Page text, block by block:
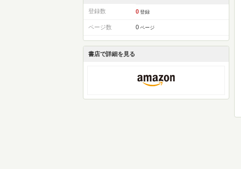
登録数 0 登録
ページ数 0 ページ
書店で詳細を見る